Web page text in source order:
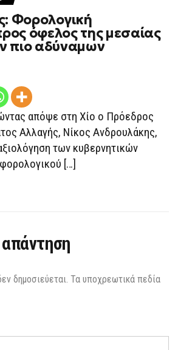
Φορολογική
όφελος της μεσαίας
πιο αδύναμων
απόψε στη Χίο ο Πρόεδρος
Αλλαγής, Νίκος Ανδρουλάκης,
των κυβερνητικών
[…]
δημοσιεύεται. Τα υποχρεωτικά πεδία